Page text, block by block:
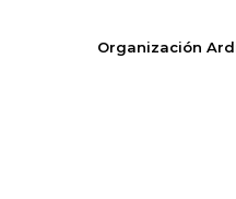
Organización